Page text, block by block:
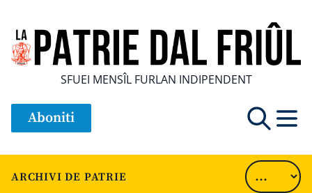
SFUEI MENSÎL FURLAN INDIPENDENT
Aboniti
ARCHIVI DE PATRIE